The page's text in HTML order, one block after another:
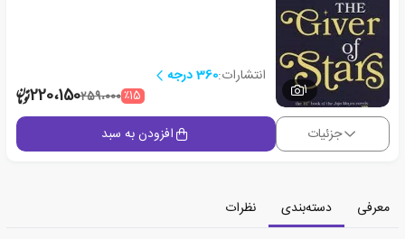
1
انتشارات:360 درجه
٪15259،000220،150
جزئیات افزودن به سبد
معرفی دسته‌بندی
نظرات